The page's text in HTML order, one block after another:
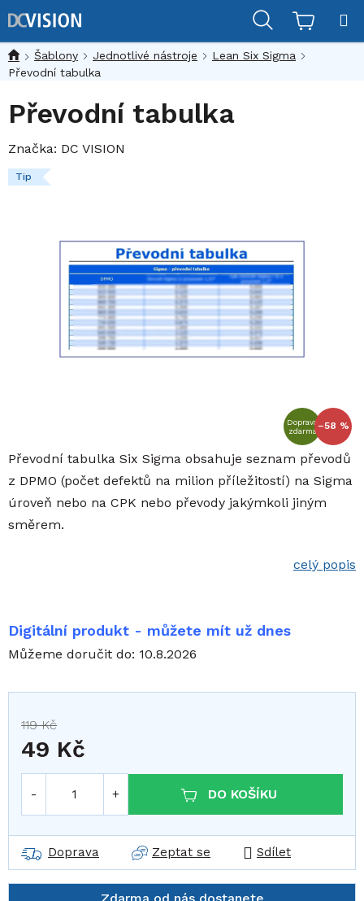
na
obsah
Hledat
Šablony Jednotlivé nástroje
Lean Six Sigma
Převodní tabulka
Převodní tabulka Six Sigma obsahuje seznam převodů
z DPMO (počet defektů na milion příležitostí) na Sigma
úroveň nebo na CPK nebo převody jakýmkoli jiným
směrem.
celý popis
Digitální produkt - můžete mít už dnes
Můžeme doručit do: 10.8.2026
119 Kč
49 Kč
Měrná cena:
DO KOŠÍKU
Doprava Zeptat se Sdílet
Převodní tabulka
Značka: DC VISION
Tip
Doprava
zdarma –58 %